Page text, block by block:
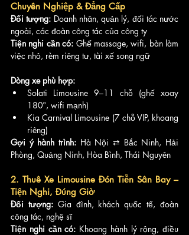
Chuyên Nghiệp & Đẳng Cấp
Đối tượng: Doanh nhân, quản lý, đối tác nước
ngoài, các đoàn công tác của công ty
Tiện nghi cần có: Ghế massage, wifi, bàn làm
việc nhỏ, rèm riêng tư, tài xế song ngữ
Dòng xe phù hợp:
Solati Limousine 9–11 chỗ (ghế xoay
180º, wifi mạnh)
Kia Carnival Limousine (7 chỗ VIP, khoang
riêng)
Gợi ý hành trình: Hà Nội ⇄ Bắc Ninh, Hải
Phòng, Quảng Ninh, Hòa Bình, Thái Nguyên
2. Thuê Xe Limousine Đón Tiễn Sân Bay –
Tiện Nghi, Đúng Giờ
Đối tượng: Gia đình, khách quốc tế, đoàn
công tác, nghệ sĩ
Tiện nghi cần có: Khoang hành lý rộng, điều